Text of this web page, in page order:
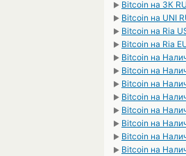
► Bitcoin на ЗК
► Bitcoin на UNI
► Bitcoin на Ria
► Bitcoin на Ria
► Bitcoin на
► Bitcoin на
► Bitcoin на
► Bitcoin на
► Bitcoin на
► Bitcoin на
► Bitcoin на
► Bitcoin на